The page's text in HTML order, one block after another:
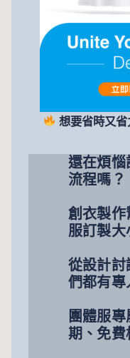
想要省時又省
還在煩惱
流程嗎？
創衣製作
服訂製大
從設計討
們都有專
團體服
期、免費